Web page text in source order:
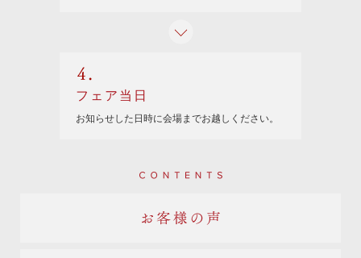
フェア当日
お知らせした日時に会場までお越しください。
Contents
お客様の声